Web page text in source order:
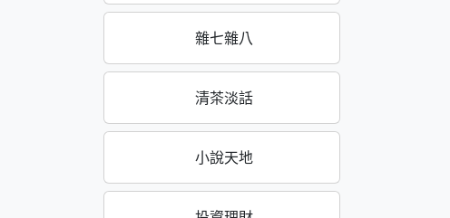
雜七雜八
清茶淡話
小說天地